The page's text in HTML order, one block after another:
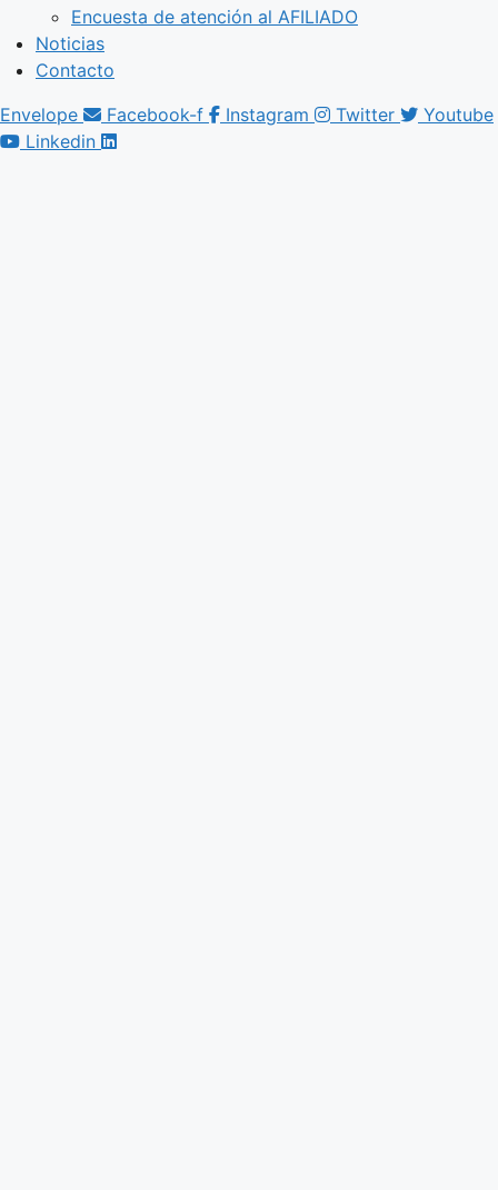
Encuesta de atención al AFILIADO
Noticias
Contacto
Envelope
Facebook-f Instagram Twitter
Youtube
Linkedin